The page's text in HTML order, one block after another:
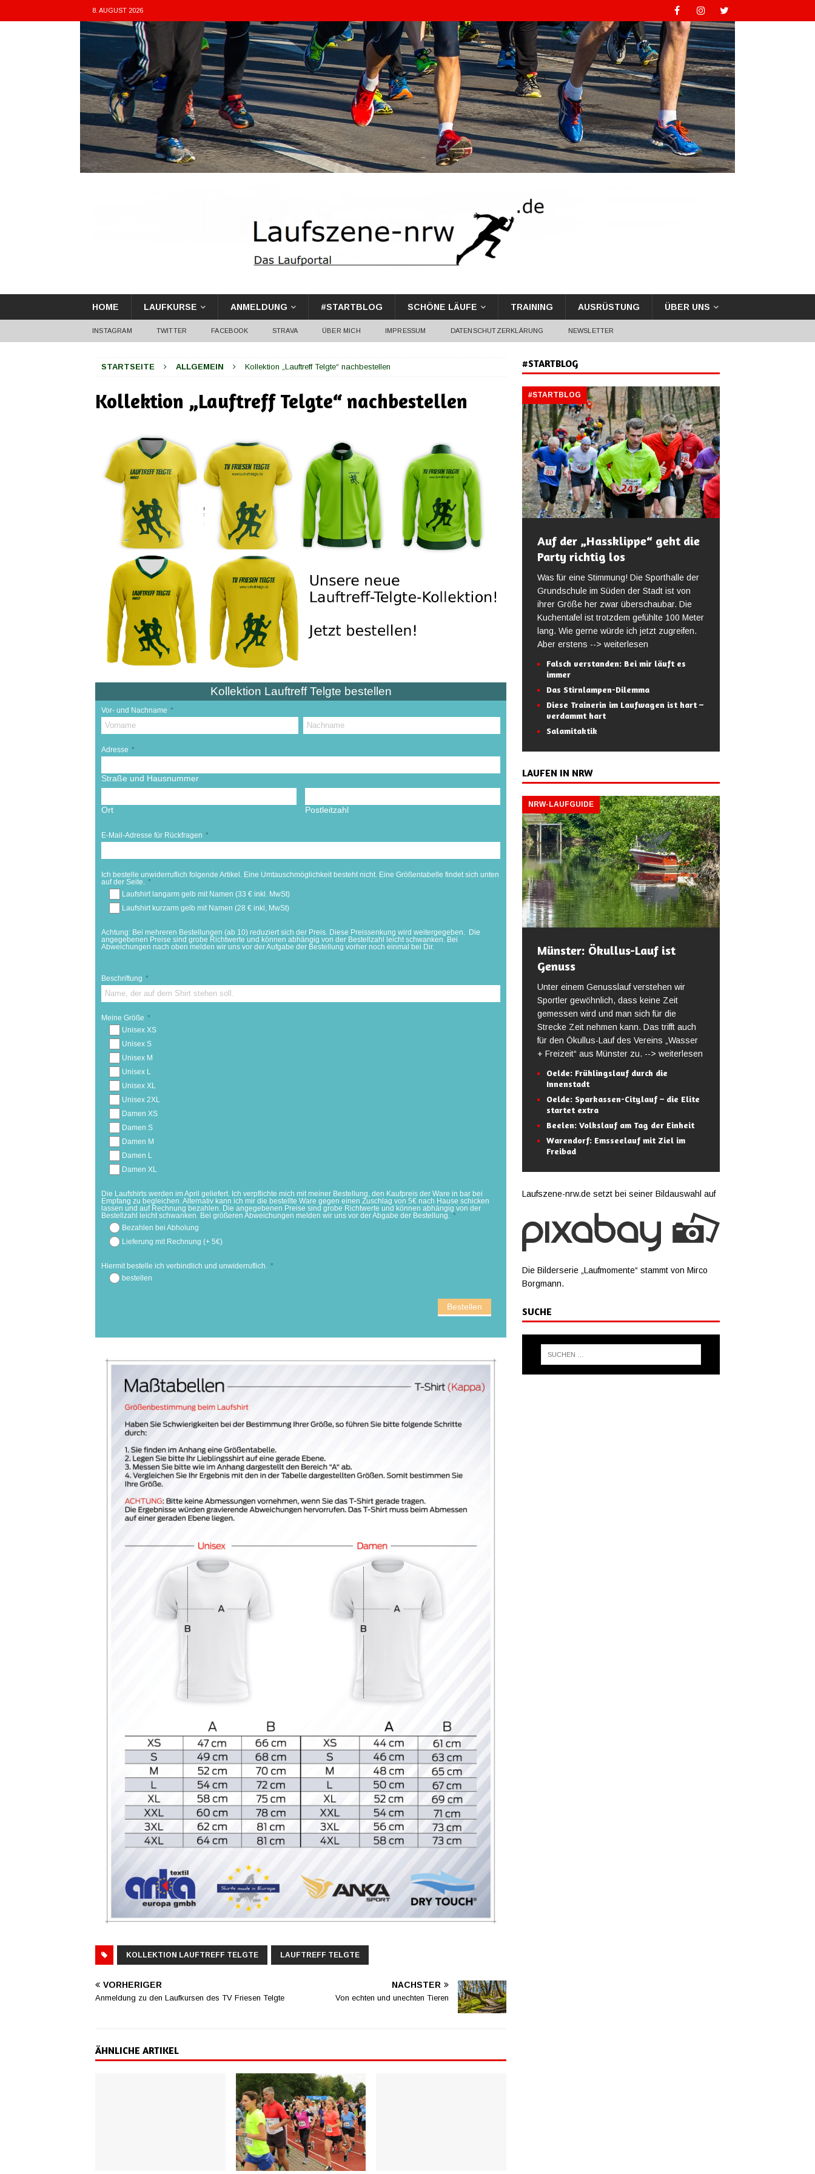
8. AUGUST 2026
HOME LAUFKURSE ANMELDUNG #STARTBLOG SCHÖNE LÄUFE TRAINING AUSRÜSTUNG ÜBER UNS
INSTAGRAM TWITTER FACEBOOK STRAVA ÜBER MICH IMPRESSUM DATENSCHUTZERKLÄRUNG NEWSLETTER
STARTSEITE ALLGEMEIN Kollektion „Lauftreff Telgte“ nachbestellen
Kollektion „Lauftreff Telgte“ nachbestellen
Kollektion Lauftreff Telgte bestellen
Vor- und Nachname *
Adresse *
Straße und Hausnummer
Ort Postleitzahl
E-Mail-Adresse für Rückfragen *
Ich bestelle unwiderruflich folgende Artikel. Eine Umtauschmöglichkeit besteht nicht. Eine Größentabelle findet sich unten
auf der Seite.
*
Laufshirt langarm gelb mit Namen (33 € inkl. MwSt)
Laufshirt kurzarm gelb mit Namen (28 € inkl, MwSt)
Achtung: Bei mehreren Bestellungen (ab 10) reduziert sich der Preis. Diese Preissenkung wird weitergegeben. Die
angegebenen Preise sind grobe Richtwerte und können abhängig von der Bestellzahl leicht schwanken. Bei
Abweichungen nach oben melden wir uns vor der Aufgabe der Bestellung vorher noch einmal bei Dir.
Beschriftung *
Meine Größe *
Unisex XS
Unisex S
Unisex M
Unisex L
Unisex XL
Unisex 2XL
Damen XS
Damen S
Damen M
Damen L
Damen XL
Die Laufshirts werden im April geliefert. Ich verpflichte mich mit meiner Bestellung, den Kaufpreis der Ware in bar bei
Empfang zu begleichen. Alternativ kann ich mir die bestellte Ware gegen einen Zuschlag von 5€ nach Hause schicken
lassen und auf Rechnung bezahlen. Die angegebenen Preise sind grobe Richtwerte und können abhängig von der
Bestellzahl leicht schwanken. Bei größeren Abweichungen melden wir uns vor der Abgabe der Bestellung.
*
Bezahlen bei Abholung
Lieferung mit Rechnung (+ 5€)
Hiermit bestelle ich verbindlich und unwiderruflich.
*
bestellen
Bestellen
KOLLEKTION LAUFTREFF TELGTE LAUFTREFF TELGTE
VORHERIGER
Anmeldung zu den Laufkursen des TV Friesen Telgte
NÄCHSTER
Von echten und unechten Tieren
ÄHNLICHE ARTIKEL
#STARTBLOG
#STARTBLOG
Auf der „Hassklippe“ geht die
Party richtig los
Was für eine Stimmung! Die Sporthalle der
Grundschule im Süden der Stadt ist von
ihrer Größe her zwar überschaubar. Die
Kuchentafel ist trotzdem gefühlte 100 Meter
lang. Wie gerne würde ich jetzt zugreifen.
Aber erstens --> weiterlesen
Falsch verstanden: Bei mir läuft es
immer
Das Stirnlampen-Dilemma
Diese Trainerin im Laufwagen ist hart –
verdammt hart
Salamitaktik
LAUFEN IN NRW
NRW-LAUFGUIDE
Münster: Ökullus-Lauf ist
Genuss
Unter einem Genusslauf verstehen wir
Sportler gewöhnlich, dass keine Zeit
gemessen wird und man sich für die
Strecke Zeit nehmen kann. Das trifft auch
für den Ökullus-Lauf des Vereins „Wasser
+ Freizeit“ aus Münster zu. --> weiterlesen
Oelde: Frühlingslauf durch die
Innenstadt
Oelde: Sparkassen-Citylauf – die Elite
startet extra
Beelen: Volkslauf am Tag der Einheit
Warendorf: Emsseelauf mit Ziel im
Freibad
Laufszene-nrw.de setzt bei seiner Bildauswahl auf
Die Bilderserie „Laufmomente“ stammt von Mirco
Borgmann.
SUCHE